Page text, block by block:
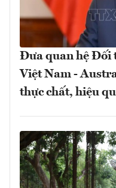
Đưa quan hệ Đối
Việt Nam -
thực chất, hiệu